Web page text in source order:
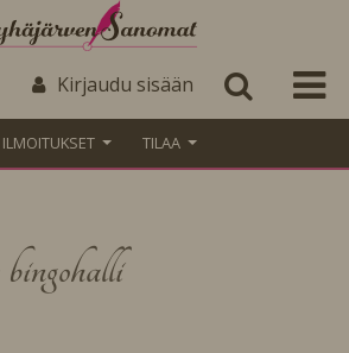
Kirjaudu sisään
ILMOITUKSET TILAA